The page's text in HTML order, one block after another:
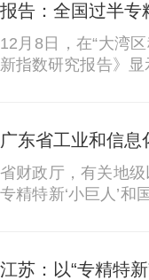
报告：全国过半专
12月8日，在“大湾
新指数研究报告》
广东省工业和信息
省财政厅，有关地级以上市工业和信息化
专精特新‘小巨人’
江苏：以“专精特